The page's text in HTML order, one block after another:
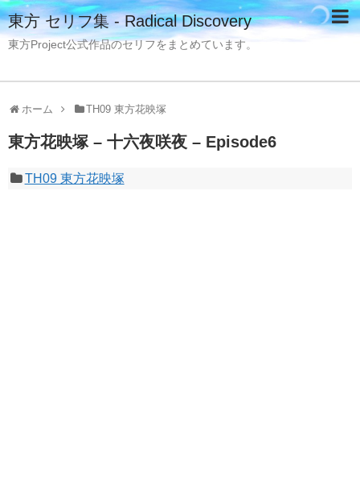
東方 セリフ集 - Radical Discovery
東方Project公式作品のセリフをまとめています。
ホーム TH09 東方花映塚
東方花映塚 – 十六夜咲夜 – Episode6
TH09 東方花映塚